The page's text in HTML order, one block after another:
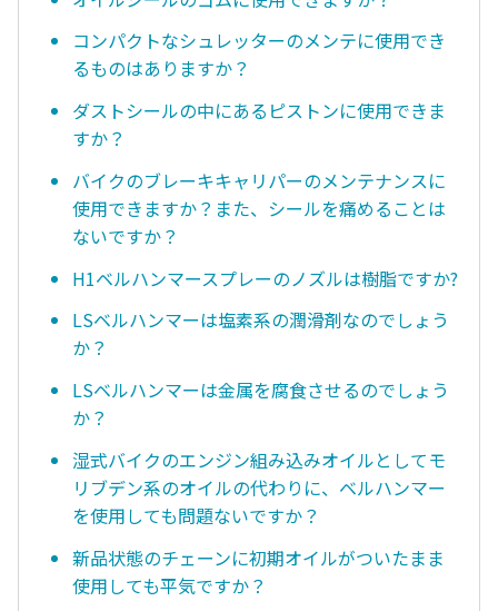
コンパクトなシュレッターのメンテに使用でき
るものはありますか？
ダストシールの中にあるピストンに使用できま
すか？
バイクのブレーキキャリパーのメンテナンスに
使用できますか？また、シールを痛めることは
ないですか？
H1ベルハンマースプレーのノズルは樹脂ですか?
LSベルハンマーは塩素系の潤滑剤なのでしょう
か？
LSベルハンマーは金属を腐食させるのでしょう
か？
湿式バイクのエンジン組み込みオイルとしてモ
リブデン系のオイルの代わりに、ベルハンマー
を使用しても問題ないですか？
新品状態のチェーンに初期オイルがついたまま
使用しても平気ですか？